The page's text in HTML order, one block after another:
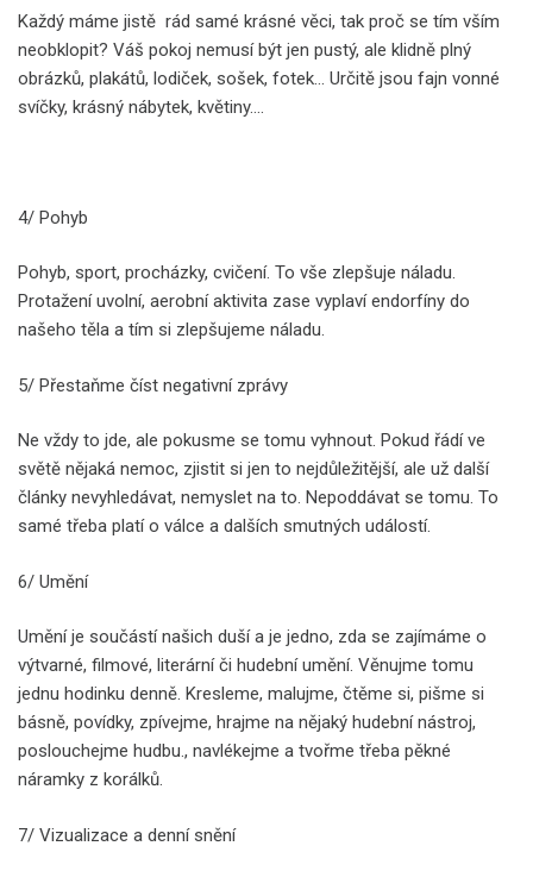
Každý máme jistě rád samé krásné věci, tak proč se tím vším
neobklopit? Váš pokoj nemusí být jen pustý, ale klidně plný
obrázků, plakátů, lodiček, sošek, fotek… Určitě jsou fajn vonné
svíčky, krásný nábytek, květiny….
4/ Pohyb
Pohyb, sport, procházky, cvičení. To vše zlepšuje náladu.
Protažení uvolní, aerobní aktivita zase vyplaví endorfíny do
našeho těla a tím si zlepšujeme náladu.
5/ Přestaňme číst negativní zprávy
Ne vždy to jde, ale pokusme se tomu vyhnout. Pokud řádí ve
světě nějaká nemoc, zjistit si jen to nejdůležitější, ale už další
články nevyhledávat, nemyslet na to. Nepoddávat se tomu. To
samé třeba platí o válce a dalších smutných událostí.
6/ Umění
Umění je součástí našich duší a je jedno, zda se zajímáme o
výtvarné, filmové, literární či hudební umění. Věnujme tomu
jednu hodinku denně. Kresleme, malujme, čtěme si, pišme si
básně, povídky, zpívejme, hrajme na nějaký hudební nástroj,
poslouchejme hudbu., navlékejme a tvořme třeba pěkné
náramky z korálků.
7/ Vizualizace a denní snění